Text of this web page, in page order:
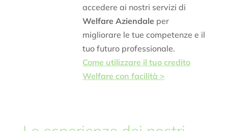
accedere ai nostri servizi di
Welfare Aziendale per
migliorare le tue competenze e il
tuo futuro professionale.
Come utilizzare il tuo credito
Welfare con facilità >